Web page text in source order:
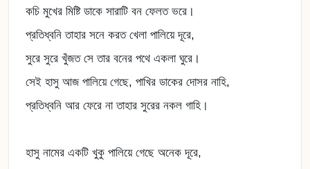
কচি মুখের মিষ্টি ডাকে সারাটি বন ফেলত ভরে।
প্রতিধ্বনি তাহার সনে করত খেলা পালিয়ে দূরে,
সুরে সুরে খুঁজত সে তার বনের পথে একলা ঘুরে।
সেই হাসু আজ পালিয়ে গেছে, পাখির ডাকের দোসর নাহি,
প্রতিধ্বনি আর ফেরে না তাহার সুরের নকল গাহি।
হাসু নামের একটি খুকু পালিয়ে গেছে অনেক দূরে,